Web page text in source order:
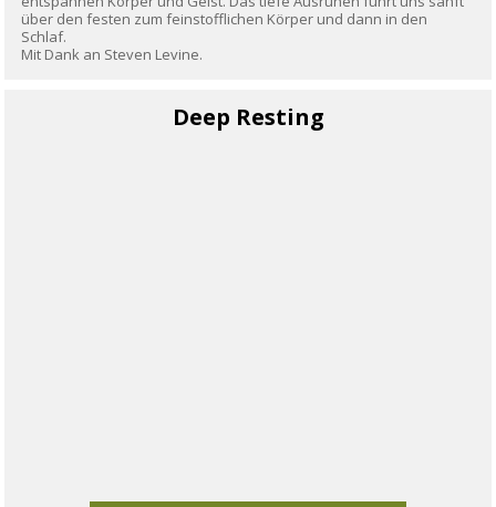
über den festen zum feinstofflichen Körper und dann in den
Schlaf.
Mit Dank an Steven Levine.
Deep Resting